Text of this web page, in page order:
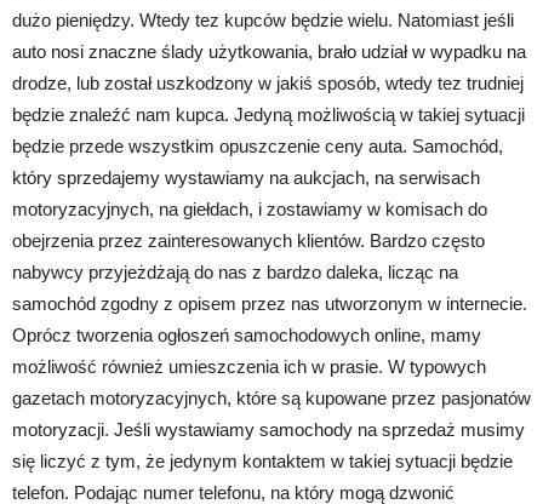
dużo pieniędzy. Wtedy tez kupców będzie wielu. Natomiast jeśli
auto nosi znaczne ślady użytkowania, brało udział w wypadku na
drodze, lub został uszkodzony w jakiś sposób, wtedy tez trudniej
będzie znaleźć nam kupca. Jedyną możliwością w takiej sytuacji
będzie przede wszystkim opuszczenie ceny auta. Samochód,
który sprzedajemy wystawiamy na aukcjach, na serwisach
motoryzacyjnych, na giełdach, i zostawiamy w komisach do
obejrzenia przez zainteresowanych klientów. Bardzo często
nabywcy przyjeżdżają do nas z bardzo daleka, licząc na
samochód zgodny z opisem przez nas utworzonym w internecie.
Oprócz tworzenia ogłoszeń samochodowych online, mamy
możliwość również umieszczenia ich w prasie. W typowych
gazetach motoryzacyjnych, które są kupowane przez pasjonatów
motoryzacji. Jeśli wystawiamy samochody na sprzedaż musimy
się liczyć z tym, że jedynym kontaktem w takiej sytuacji będzie
telefon. Podając numer telefonu, na który mogą dzwonić